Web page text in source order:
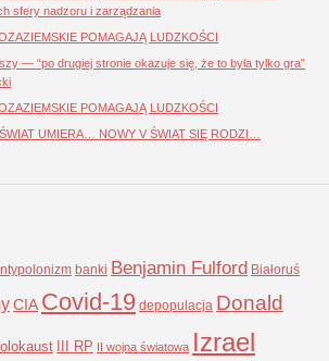
sfery nadzoru i zarządzania
POMAGAJĄ LUDZKOŚCI
— “po drugiej stronie okazuje się, że to była tylko gra”
POMAGAJĄ LUDZKOŚCI
UMIERA… NOWY V ŚWIAT SIĘ RODZI…
banki Benjamin Fulford Białoruś
CIA Covid-19 depopulacja Donald
III RP II wojna światowa Izrael